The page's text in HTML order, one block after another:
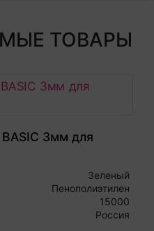
ТОВАРЫ
3мм для
Зеленый
Пенополиэтилен
15000
Россия